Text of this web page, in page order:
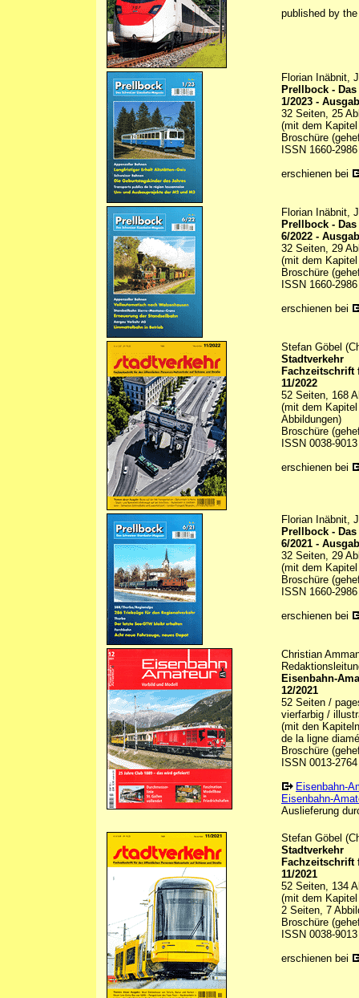
published by
Florian Inäbnit,
Prellbock -
1/2023 -
32 Seiten, 25
(mit dem
Broschüre
ISSN 1660-2986
erschienen bei
Florian Inäbnit,
Prellbock -
6/2022 -
32 Seiten, 29
(mit dem
Broschüre
ISSN 1660-2986
erschienen bei
Stefan Göbel
Stadtverkehr
Fachzeitschrift
11/2022
52 Seiten, 168
(mit dem
Abbildungen)
Broschüre
ISSN 0038-9013
erschienen bei
Florian Inäbnit,
Prellbock -
6/2021 -
32 Seiten, 29
(mit dem
Broschüre
ISSN 1660-2986
erschienen bei
Christian
Eisenbahn-
12/2021
52 Seiten /
vierfarbig /
(mit den
de la ligne
Broschüre
ISSN 0013-2764
Eisenbahn-
Eisenbahn-
Auslieferung
Stefan Göbel
Stadtverkehr
Fachzeitschrift
11/2021
52 Seiten, 134
(mit dem
2 Seiten, 7
Broschüre
ISSN 0038-9013
erschienen bei